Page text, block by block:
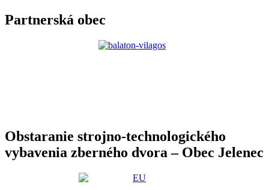
Partnerská obec
Obstaranie strojno-technologického
vybavenia zberného dvora – Obec Jelenec